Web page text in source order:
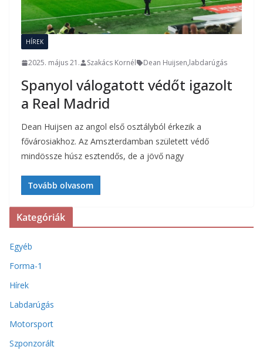
HÍREK
2025. május 21. Szakács Kornél Dean Huijsen,labdarúgás
Spanyol válogatott védőt igazolt
a Real Madrid
Dean Huijsen az angol első osztályból érkezik a
fővárosiakhoz. Az Amszterdamban született védő
mindössze húsz esztendős, de a jövő nagy
Tovább olvasom
Kategóriák
Egyéb
Forma-1
Hírek
Labdarúgás
Motorsport
Szponzorált